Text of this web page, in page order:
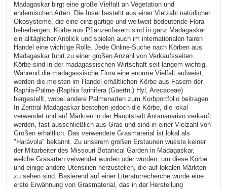
Madagaskar birgt eine große Vielfalt an Vegetation und
endemischen Arten. Die Insel besteht aus einer Vielzahl natürlicher
Ökosysteme, die eine einzigartige und weltweit bedeutende Flora
beherbergen. Körbe aus Pflanzenfasern sind in ganz Madagaskar
ein alltäglicher Anblick und spielen auch im internationalen fairen
Handel eine wichtige Rolle. Jede Online-Suche nach Körben aus
Madagaskar führt zu einer großen Anzahl von Verkaufsseiten.
Körbe sind in der madagassischen Wirtschaft seit langem wichtig.
Während die madagassische Flora eine enorme Vielfalt aufweist,
werden die meisten im Handel erhältlichen Körbe aus Fasern der
Raphia-Palme (Raphia farinifera (Gaertn.) Hyl, Arecaceae)
hergestellt, wobei andere Palmenarten zum Korbportfolio beitragen.
In Zentral-Madagaskar bestehen jedoch die Körbe, die lokal
verwendet und auf Märkten in der Hauptstadt Antananarivo verkauft
werden, fast ausschließlich aus Gras und sind in einer Vielzahl von
Größen erhältlich. Das verwendete Grasmaterial ist lokal als
"Harávola" bekannt. Zu unserem großen Erstaunen wusste keiner
der Mitarbeiter des Missouri Botanical Garden in Madagaskar,
welche Grasarten verwendet wurden oder wurden, um diese Körbe
und einige andere Utensilien herzustellen, die auf lokalen Märkten
zu sehen sind. Basierend auf einer Literaturrecherche wurde eine
erste Erwähnung von Grasmaterial, das in der Herstellung